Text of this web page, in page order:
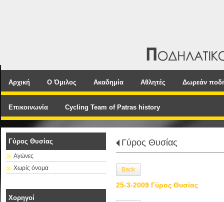
Αρχική Ο Όμιλος Ακαδημία Αθλητές Δωρεάν
Επικοινωνία Cycling Team of Patras history
Γύρος Θυσίας
Αγώνες
Χωρίς όνομα
Χορηγοί
Γύρος Θυσίας
Back
25-3-2009 Γύρος Θυσίας